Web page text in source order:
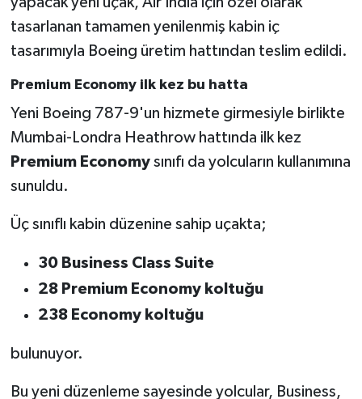
tasarlanan tamamen yenilenmiş kabin iç
tasarımıyla Boeing üretim hattından teslim edildi.
Premium Economy ilk kez bu hatta
Yeni Boeing 787-9'un hizmete girmesiyle birlikte
Mumbai-Londra Heathrow hattında ilk kez
Premium Economysınıfı da yolcuların kullanımına
sunuldu.
Üç sınıflı kabin düzenine sahip uçakta;
30 Business Class Suite
28 Premium Economy koltuğu
238 Economy koltuğu
bulunuyor.
Bu yeni düzenleme sayesinde yolcular, Business,